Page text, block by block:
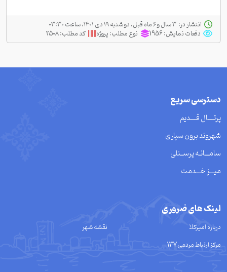
انتشار در:
دفعات نمایش:1956 نوع مطلب:پروژه کد مطلب:۲۵۰۸
دسترسی سریع
پرتــــال قــــدیم
شهروند برون سپاری
سامـــانـه پرســنلی
میـــز خـــدمت
لینک های ضروری
درباره امیرکلا
نقشه شهر
مرکز ارتباط مردمی137